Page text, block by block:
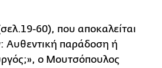
60), που αποκαλείται
Αυθεντική παράδοση ή
ο Μουτσόπουλος